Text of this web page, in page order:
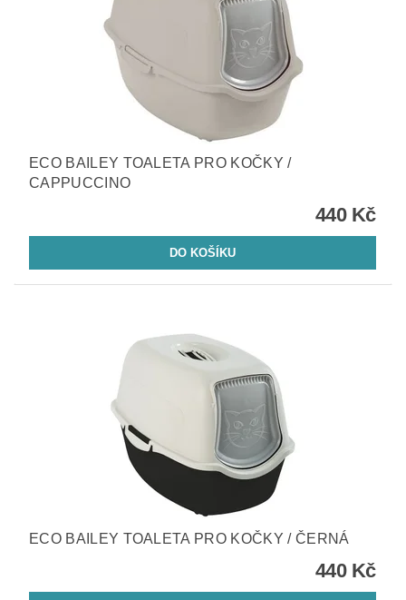
ECO BAILEY TOALETA PRO KOČKY /
CAPPUCCINO
440 Kč
ECO BAILEY TOALETA PRO KOČKY / ČERNÁ
440 Kč